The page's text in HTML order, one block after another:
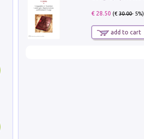
€ 28.50 (€30.00- 5%)
add to cart